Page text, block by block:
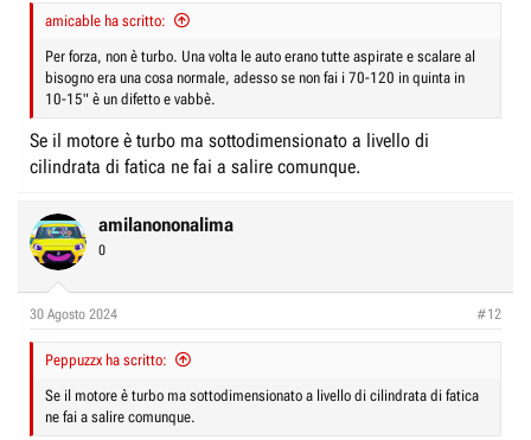
amicable ha scritto:
Per forza, non è turbo. Una volta le auto erano tutte aspirate e scalare al
bisogno era una cosa normale, adesso se non fai i 70-120 in quinta in
10-15" è un difetto e vabbè.
Se il motore è turbo ma sottodimensionato a livello di
cilindrata di fatica ne fai a salire comunque.
amilanononalima
0
30 Agosto 2024 #12
Peppuzzx ha scritto:
Se il motore è turbo ma sottodimensionato a livello di cilindrata di fatica
ne fai a salire comunque.